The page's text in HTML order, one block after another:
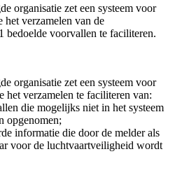
organisatie zet een systeem voor
verzamelen van de
bedoelde voorvallen te faciliteren.
organisatie zet een systeem voor
verzamelen te faciliteren van:
die mogelijks niet in het systeem
opgenomen;
informatie die door de melder als
voor de luchtvaartveiligheid wordt